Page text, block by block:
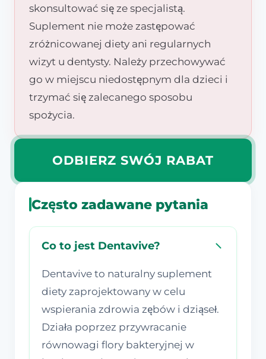
skonsultować się ze specjalistą.
Suplement nie może zastępować
zróżnicowanej diety ani regularnych
wizyt u dentysty. Należy przechowywać
go w miejscu niedostępnym dla dzieci i
trzymać się zalecanego sposobu
spożycia.
ODBIERZ SWÓJ RABAT
Często zadawane pytania
Co to jest Dentavive?
Dentavive to naturalny suplement
diety zaprojektowany w celu
wspierania zdrowia zębów i dziąseł.
Działa poprzez przywracanie
równowagi flory bakteryjnej w